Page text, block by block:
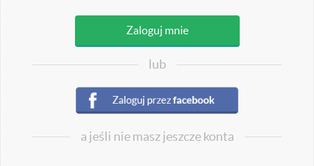
lub
a jeśli nie masz jeszcze konta